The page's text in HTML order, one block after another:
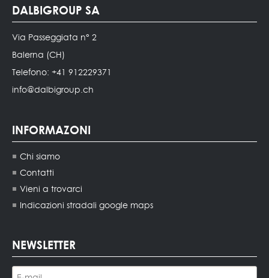
DALBIGROUP SA
Via Passeggiata n° 2
Balerna (CH)
Telefono: +41 912229371
info@dalbigroup.ch
INFORMAZONI
Chi siamo
Contatti
Vieni a trovarci
Indicazioni stradali google maps
NEWSLETTER